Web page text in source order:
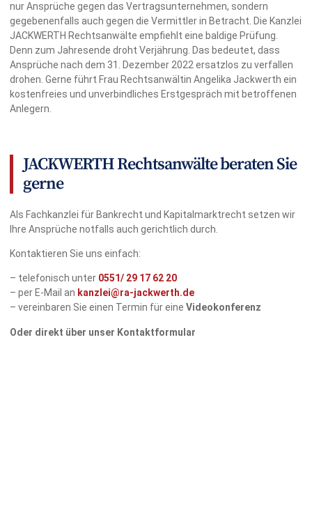
nur Ansprüche gegen das Vertragsunternehmen, sondern
gegebenenfalls auch gegen die Vermittler in Betracht. Die Kanzlei
JACKWERTH Rechtsanwälte empfiehlt eine baldige Prüfung.
Denn zum Jahresende droht Verjährung. Das bedeutet, dass
Ansprüche nach dem 31. Dezember 2022 ersatzlos zu verfallen
drohen. Gerne führt Frau Rechtsanwältin Angelika Jackwerth ein
kostenfreies und unverbindliches Erstgespräch mit betroffenen
Anlegern.
JACKWERTH Rechtsanwälte beraten Sie
gerne
Als Fachkanzlei für Bankrecht und Kapitalmarktrecht setzen wir
Ihre Ansprüche notfalls auch gerichtlich durch.
Kontaktieren Sie uns einfach:
– telefonisch unter 0551/ 29 17 62 20
– per E-Mail an kanzlei@ra-jackwerth.de
– vereinbaren Sie einen Termin für eine Videokonferenz
Oder direkt über unser Kontaktformular